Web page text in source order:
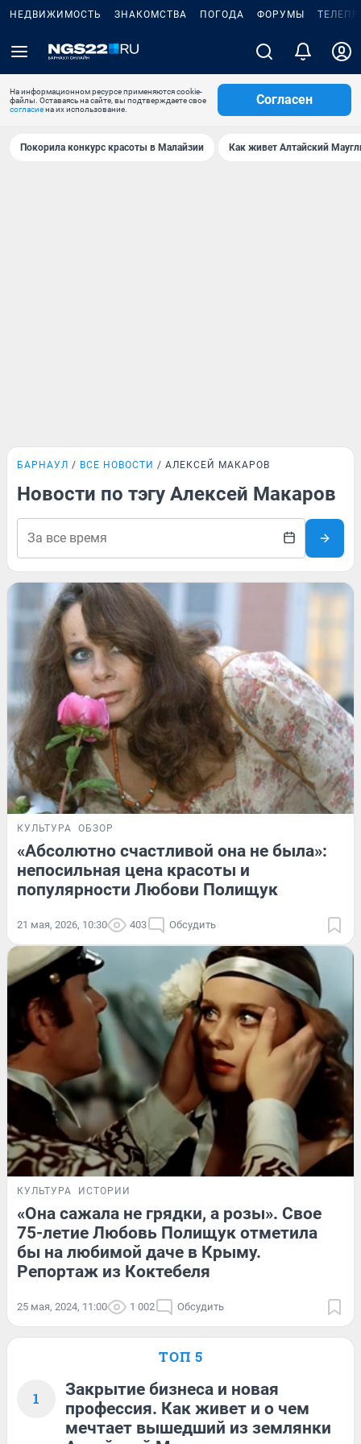
НЕДВИЖИМОСТЬ ЗНАКОМСТВА ПОГОДА ФОРУМЫ
На информационном ресурсе применяются cookie-
файлы. Оставаясь на сайте, вы подтверждаете свое
согласиена их использование.
Согласен
Покорила конкурс красоты в Малайзии Как живет Алтайский
БАРНАУЛ ВСЕ НОВОСТИ АЛЕКСЕЙ МАКАРОВ
Новости по тэгу Алексей Макаров
КУЛЬТУРА ОБЗОР
«Абсолютно счастливой она не была»:
непосильная цена красоты и
популярности Любови Полищук
21 мая, 2026, 10:30 403 Обсудить
КУЛЬТУРА ИСТОРИИ
«Она сажала не грядки, а розы». Свое
75-летие Любовь Полищук отметила
бы на любимой даче в Крыму.
Репортаж из Коктебеля
25 мая, 2024, 11:00 1 002 Обсудить
ТОП 5
1
Закрытие бизнеса и новая
профессия. Как живет и о чем
мечтает вышедший из землянки